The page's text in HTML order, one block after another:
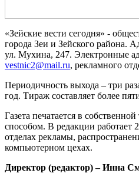
«Зейские вести сегодня» -
города Зеи и Зейского района.
ул. Мухина, 247. Электронные
vestnic2@mail.ru, рекламного
Периодичность выхода – три
год. Тираж составляет более
Газета печатается в
способом. В редакции работает
отделах рекламы,
компьютерном цехах.
Директор (редактор) – Инна